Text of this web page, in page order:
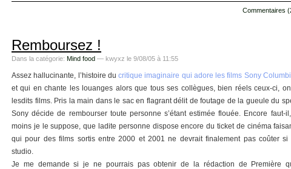
Commentaires
Remboursez !
Dans la catégorie: Mind food — kwyxz le 9/08/05 à 11:55
Assez hallucinante, l’histoire du critique imaginaire qui adore les films Sony
et qui en chante les louanges alors que tous ses collègues, bien réels ceux-ci,
lesdits films. Pris la main dans le sac en flagrant délit de foutage de la gueule du
Sony décide de rembourser toute personne s’étant estimée flouée. Encore faut-
moins je le suppose, que ladite personne dispose encore du ticket de cinéma
qui pour des films sortis entre 2000 et 2001 ne devrait finalement pas coûter si
studio.
Je me demande si je ne pourrais pas obtenir de la rédaction de Première